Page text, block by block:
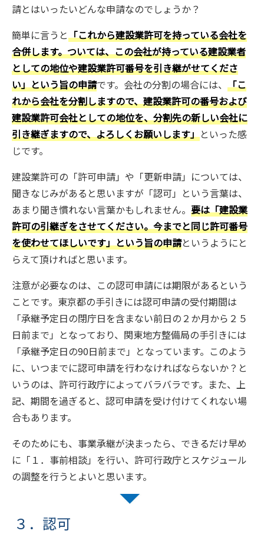
請とはいったいどんな申請なのでしょうか？
簡単に言うと「これから建設業許可を持っている会社を
合併します。ついては、この会社が持っている建設業者
としての地位や建設業許可番号を引き継がせてくださ
い」という旨の申請です。会社の分割の場合には、 「こ
れから会社を分割しますので、建設業許可の番号および
建設業許可会社としての地位を、分割先の新しい会社に
引き継ぎますので、よろしくお願いします」といった感
じです。
建設業許可の「許可申請」や「更新申請」については、
聞きなじみがあると思いますが「認可」という言葉は、
あまり聞き慣れない言葉かもしれません。 要は「建設業
許可の引継ぎをさせてください。今までと同じ許可番号
を使わせてほしいです」という旨の申請というようにと
らえて頂ければと思います。
注意が必要なのは、この認可申請には期限があるという
ことです。東京都の手引きには認可申請の受付期間は
「承継予定日の閉庁日を含まない前日の２か月から２５
日前まで」となっており、関東地方整備局の手引きには
「承継予定日の90日前まで」となっています。このよう
に、いつまでに認可申請を行わなければならないか？と
いうのは、許可行政庁によってバラバラです。また、上
記、期間を過ぎると、認可申請を受け付けてくれない場
合もあります。
そのためにも、事業承継が決まったら、できるだけ早め
に「１．事前相談」を行い、許可行政庁とスケジュール
の調整を行うとよいと思います。
３．認可